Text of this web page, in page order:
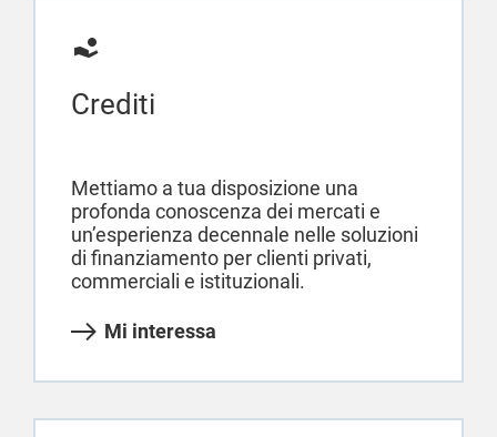
Crediti
Mettiamo a tua disposizione una
profonda conoscenza dei mercati e
un’esperienza decennale nelle soluzioni
di finanziamento per clienti privati,
commerciali e istituzionali.
Mi interessa